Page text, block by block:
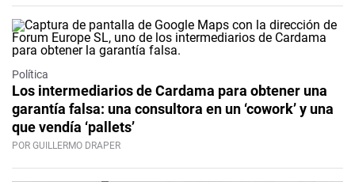
Política
Los intermediarios de Cardama para obtener una
garantía falsa: una consultora en un ‘cowork’ y una
que vendía ‘pallets’
POR GUILLERMO DRAPER